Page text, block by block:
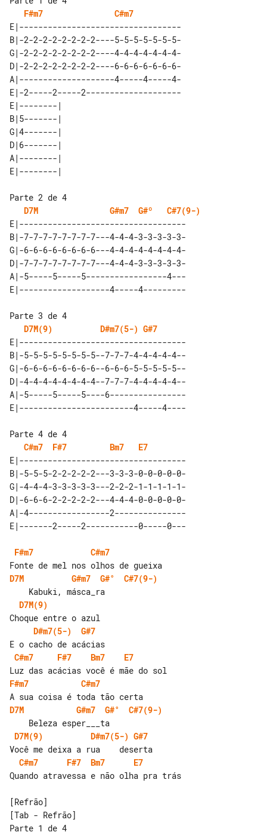
F#m7
C#m7
E|----------------------------------
B|-2-2-2-2-2-2-2-2----5-5-5-5-5-5-5-
G|-2-2-2-2-2-2-2-2----4-4-4-4-4-4-4-
D|-2-2-2-2-2-2-2-2----6-6-6-6-6-6-6-
A|--------------------4-----4-----4-
E|-2-----2-----2--------------------
E|--------|
B|5-------|
G|4-------|
D|6-------|
A|--------|
Parte 2 de 4
D7M
G#m7 G#º
C#7(9-)
E|-----------------------------------
B|-7-7-7-7-7-7-7-7---4-4-4-3-3-3-3-3-
G|-6-6-6-6-6-6-6-6---4-4-4-4-4-4-4-4-
D|-7-7-7-7-7-7-7-7---4-4-4-3-3-3-3-3-
A|-5-----5-----5-----------------4---
Parte 3 de 4
D7M(9)
D#m7(5-) G#7
E|-----------------------------------
B|-5-5-5-5-5-5-5-5--7-7-7-4-4-4-4-4--
G|-6-6-6-6-6-6-6-6--6-6-6-5-5-5-5-5--
D|-4-4-4-4-4-4-4-4--7-7-7-4-4-4-4-4--
A|-5-----5-----5----6----------------
Parte 4 de 4
C#m7
F#7 Bm7
E7
E|-----------------------------------
B|-5-5-5-2-2-2-2-2---3-3-3-0-0-0-0-0-
G|-4-4-4-3-3-3-3-3---2-2-2-1-1-1-1-1-
D|-6-6-6-2-2-2-2-2---4-4-4-0-0-0-0-0-
A|-4-----------------2---------------
F#m7
C#m7
D7M
G#m7 G#°
C#7(9-)
D7M(9)
D#m7(5-)
G#7
C#m7
F#7 Bm7
E7
F#m7
C#m7
D7M
G#m7 G#°
C#7(9-)
D7M(9)
D#m7(5-) G#7
C#m7
F#7 Bm7
E7
Quando atravessa e não olha pra trás
[Tab - Refrão]
Parte 1 de 4